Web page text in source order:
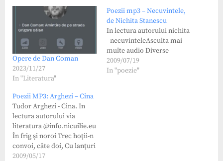
Opere de Dan Coman
2023/11/27
In "Literatura"
Poezii mp3 – Necuvintele,
de Nichita Stanescu
In lectura autorului nichita
- necuvinteleAsculta mai
multe audio Diverse
2009/07/19
In "poezie"
Poezii MP3: Arghezi – Cina
Tudor Arghezi - Cina. In
lectura autorului via
literatura @info.nicuilie.eu
În frig şi noroi Trec hoţii-n
convoi, câte doi, Cu lanţuri
târâş de picioare,
2009/05/17